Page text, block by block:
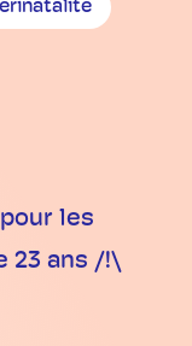
les
23 ans /!\